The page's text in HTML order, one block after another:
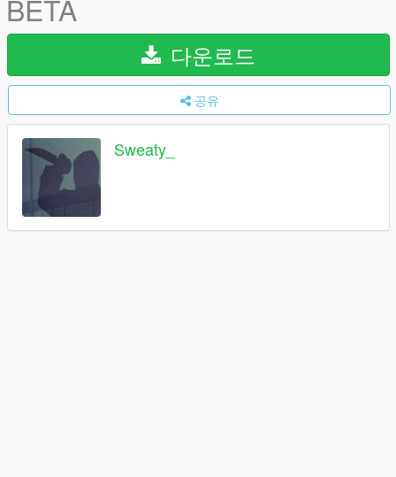
BETA
다운로드
공유
Sweaty_